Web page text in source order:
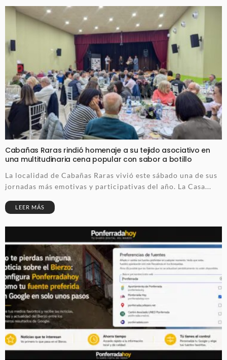
Cabañas Raras rindió homenaje a su tejido asociativo en
una multitudinaria cena popular con sabor a botillo
La localidad de Cabañas Raras vivió este sábado una de sus
jornadas más emotivas y participativas del año. La Casa...
LEER MÁS